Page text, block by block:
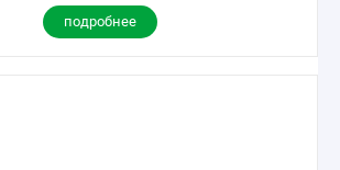
подробнее